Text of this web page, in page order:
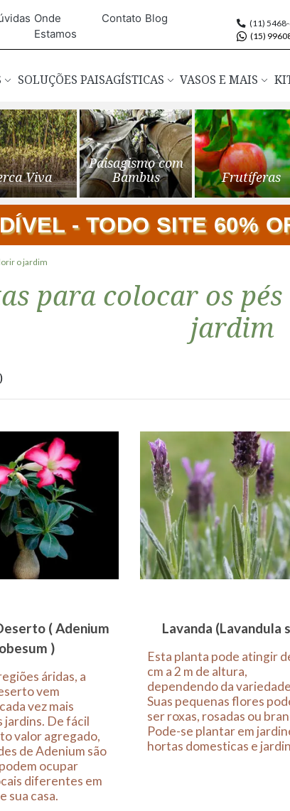
Onde
Estamos
Contato Blog
(11)
(15)
SOLUÇÕES PAISAGÍSTICAS VASOS E MAIS
Viva
Paisagismo com
Bambus
Frutíferas
- TODO SITE 60%
o jardim
para colocar os
jardim
( Adenium
obesum )
áridas, a
vem
vez mais
jardins. De fácil
valor agregado,
de Adenium são
ocupar
diferentes em
sua casa.
Lavanda (Lavandula
Esta planta pode atingir
cm a 2 m de altura,
dependendo da
Suas pequenas flores
ser roxas, rosadas ou
Pode-se plantar em
hortas domesticas e